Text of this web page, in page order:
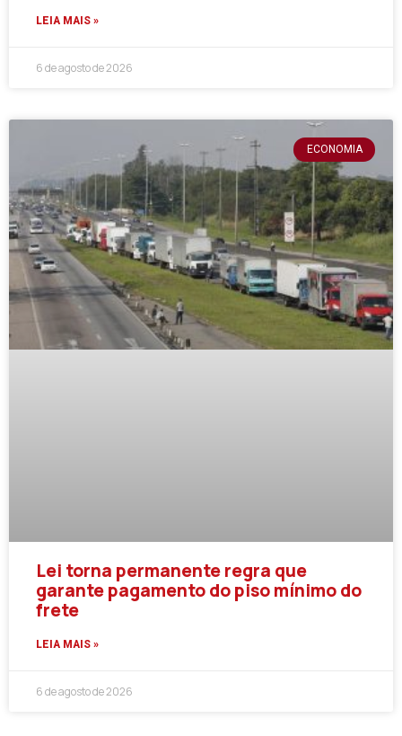
LEIA MAIS »
6 de agosto de 2026
ECONOMIA
Lei torna permanente regra que
garante pagamento do piso mínimo do
frete
LEIA MAIS »
6 de agosto de 2026